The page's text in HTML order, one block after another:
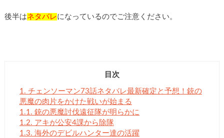
後半はネタバレになっているのでご注意ください。
目次
1. チェンソーマン73話ネタバレ最新確定と予想！銃の
悪魔の肉片をかけた戦いが始まる
1.1. 銃の悪魔討伐遠征隊が明らかに
1.2. アキが公安4課から除隊
1.3. 海外のデビルハンター達の活躍